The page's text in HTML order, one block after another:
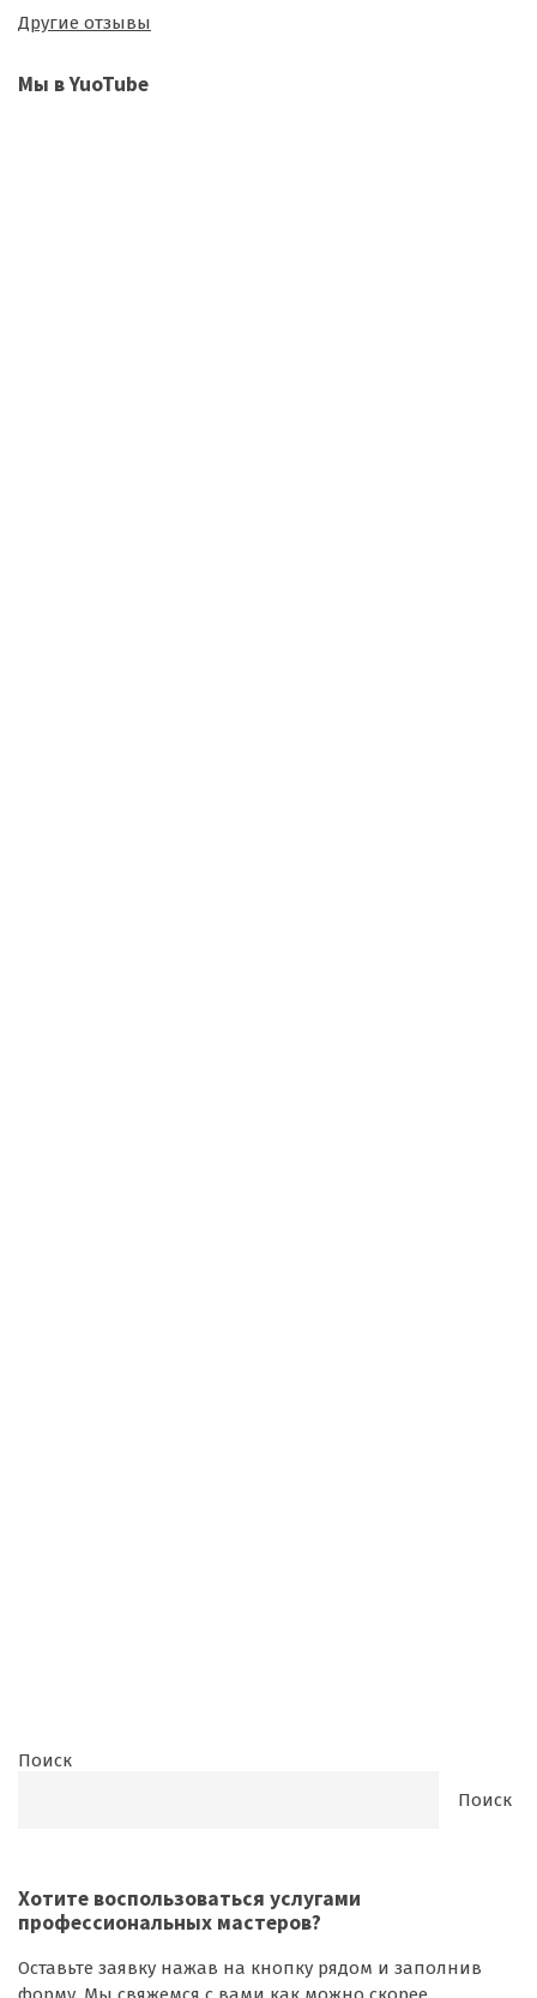
Другие отзывы
Мы в YuoTube
Поиск
Поиск
Хотите воспользоваться услугами
профессиональных мастеров?
Оставьте заявку нажав на кнопку рядом и заполнив